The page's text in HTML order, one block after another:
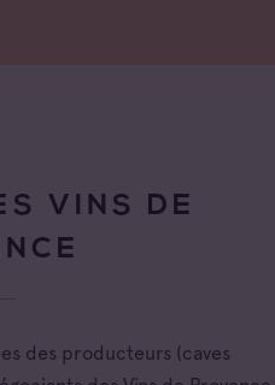
VINS DE
des producteurs (caves